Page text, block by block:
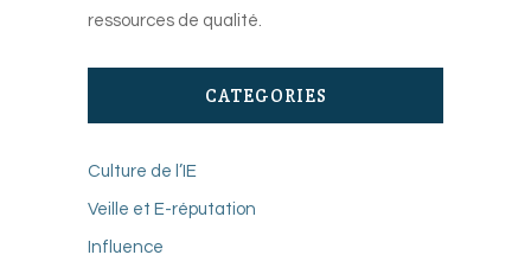
ressources de qualité.
CATEGORIES
Culture de l’IE
Veille et E-réputation
Influence